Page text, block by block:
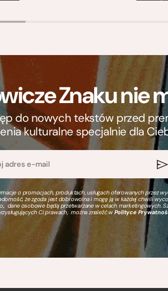
Znaku nie
do nowych tekstów przed
kulturalne specjalnie dla
o promocjach, produktach, usługach oferowanych przez
że zgoda jest dobrowolna i mogę ją w każdej chwili
dane osobowe będą przetwarzane w celach marketingowych.
Ci prawach, można znaleźć wPolityce